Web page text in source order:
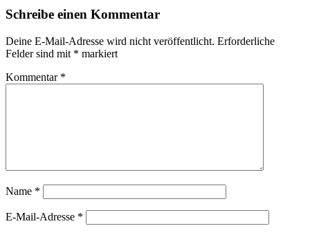
Schreibe einen Kommentar
Deine E-Mail-Adresse wird nicht veröffentlicht. Erforderliche
Felder sind mit * markiert
Kommentar *
Name *
E-Mail-Adresse *